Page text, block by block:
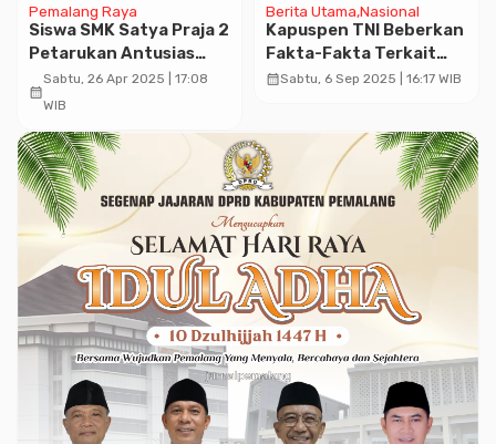
Pemalang Raya
Siswa SMK Satya Praja 2
Petarukan Antusias
Meriahkan Kegiatan
Dies Natalis ke-33
calendar_month
Sabtu, 26 Apr 2025 | 17:08
WIB
Berita Utama Nasional
Kapuspen TNI Beberkan
Fakta-Fakta Terkait
Tuduhan TNI Jadi
calendar_monthSabtu, 6 Sep 2025 | 16:17 WIB